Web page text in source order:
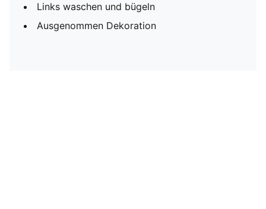
Links waschen und bügeln
Ausgenommen Dekoration